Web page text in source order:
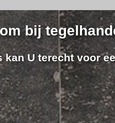
bij
kan U terecht voor